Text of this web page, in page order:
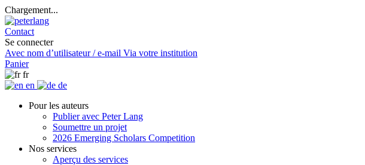
Chargement...
Contact
Se connecter
Avec nom d’utilisateur / e-mail Via votre institution
Panier
fr
en
de
Pour les auteurs
Publier avec Peter Lang
Soumettre un projet
2026 Emerging Scholars Competition
Nos services
Aperçu des services